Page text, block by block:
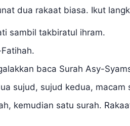
dua rakaat biasa. Ikut
sambil takbiratul ihram.
baca Surah Asy-
sujud, sujud kedua, macam
kemudian satu surah.